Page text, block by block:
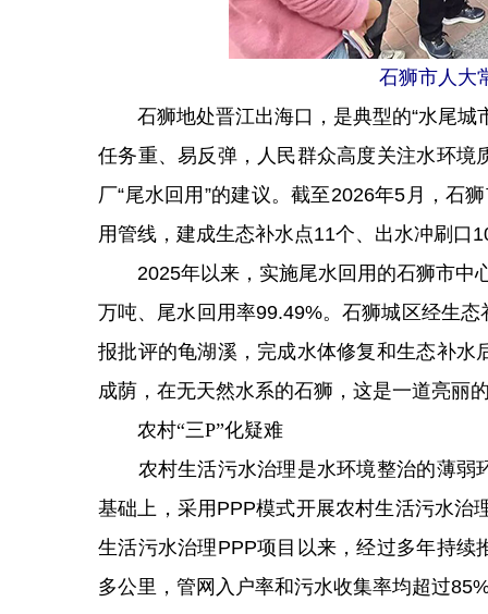
石狮市人大
石狮地处晋江出海口，是典型的“水尾城
任务重、易反弹，人民群众高度关注水环
厂“尾水回用”的建议。截至2026年5月，石
用管线，建成生态补水点11个、出水冲刷口
2025年以来，实施尾水回用的石狮市中
万吨、尾水回用率99.49%。石狮城区经生
报批评的龟湖溪，完成水体修复和生态补
成荫，在无天然水系的石狮，这是一道亮丽
农村“三P”化疑难
农村生活污水治理是水环境整治的薄弱
基础上，采用PPP模式开展农村生活污水治
生活污水治理PPP项目以来，经过多年持
多公里，管网入户率和污水收集率均超过